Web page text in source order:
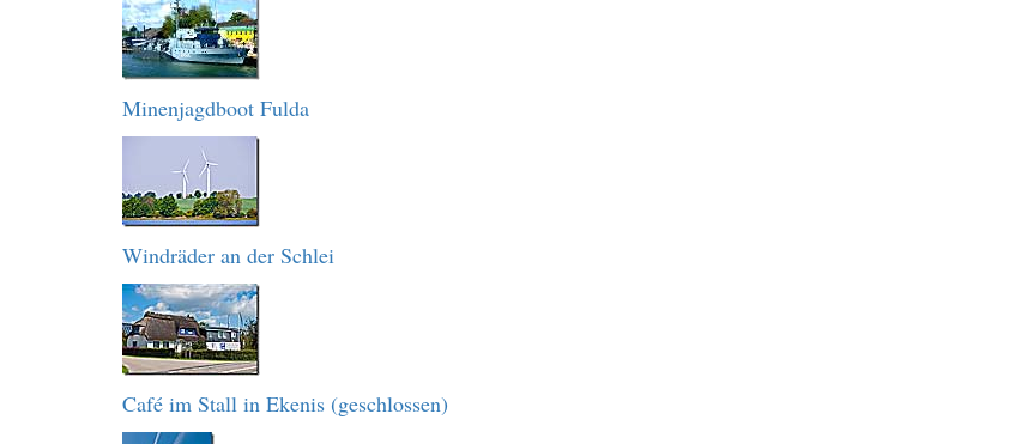
Minenjagdboot Fulda
Windräder an der Schlei
Café im Stall in Ekenis (geschlossen)